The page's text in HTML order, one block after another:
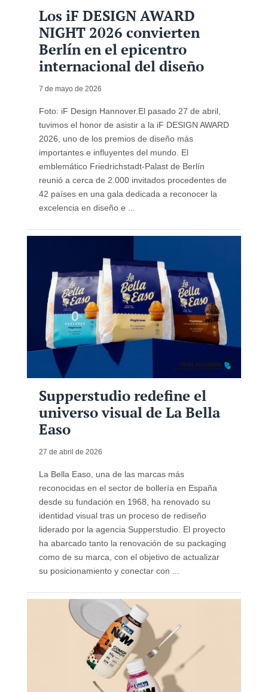
Los iF DESIGN AWARD
NIGHT 2026 convierten
Berlín en el epicentro
internacional del diseño
7 de mayo de 2026
Foto: iF Design Hannover.El pasado 27 de abril,
tuvimos el honor de asistir a la iF DESIGN AWARD
2026, uno de los premios de diseño más
importantes e influyentes del mundo. El
emblemático Friedrichstadt-Palast de Berlín
reunió a cerca de 2.000 invitados procedentes de
42 países en una gala dedicada a reconocer la
excelencia en diseño e ...
Supperstudio redefine el
universo visual de La Bella
Easo
27 de abril de 2026
La Bella Easo, una de las marcas más
reconocidas en el sector de bollería en España
desde su fundación en 1968, ha renovado su
identidad visual tras un proceso de rediseño
liderado por la agencia Supperstudio. El proyecto
ha abarcado tanto la renovación de su packaging
como de su marca, con el objetivo de actualizar
su posicionamiento y conectar con ...